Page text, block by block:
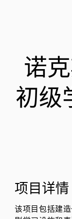
诺
初级
项目详情
该项目包括建